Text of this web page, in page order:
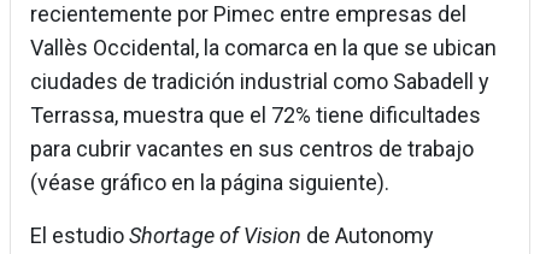
recientemente por Pimec entre empresas del
Vallès Occidental, la comarca en la que se ubican
ciudades de tradición industrial como Sabadell y
Terrassa, muestra que el 72% tiene dificultades
para cubrir vacantes en sus centros de trabajo
(véase gráfico en la página siguiente).
El estudioShortage of Vision de Autonomy